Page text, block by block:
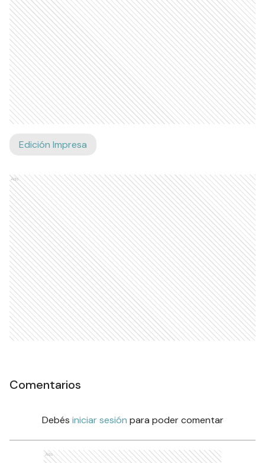
Edición Impresa
Ads
Comentarios
Debés iniciar sesión para poder comentar
Ads